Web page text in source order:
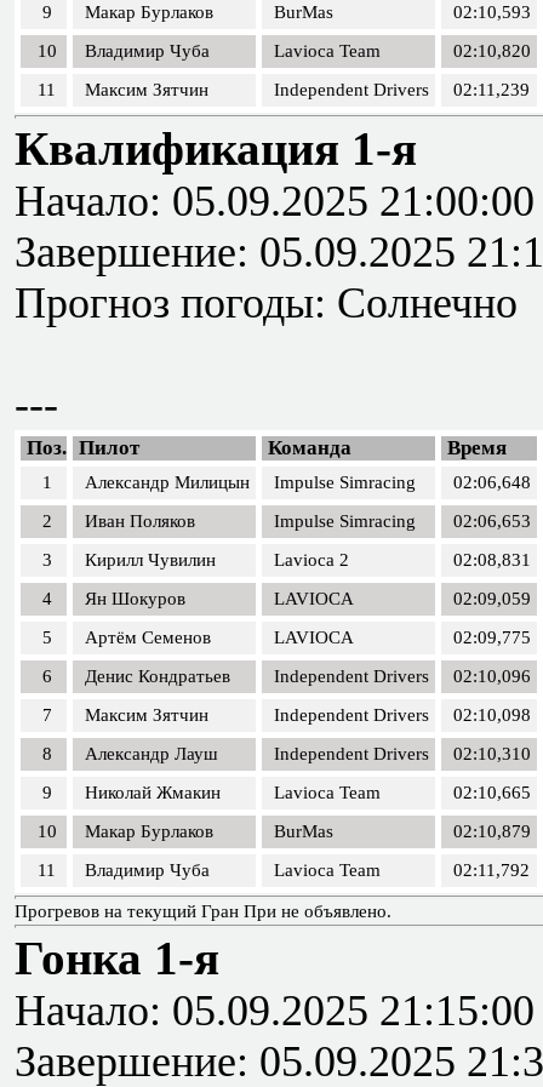
9
Макар Бурлаков BurMas
02:10,593
10
Владимир Чуба Lavioca Team
02:10,820
11
Максим Зятчин Independent Drivers 02:11,239
Квалификация 1-я
Начало: 05.09.2025 21:00:00
Завершение: 05.09.2025
Прогноз погоды: Солнечно
---
Поз. Пилот Команда Время
1 Александр Милицын Impulse Simracing
02:06,648
2
Иван Поляков Impulse Simracing
02:06,653
3
Кирилл Чувилин Lavioca 2
02:08,831
4
Ян Шокуров LAVIOCA
02:09,059
5
Артём Семенов LAVIOCA
02:09,775
6
Денис Кондратьев Independent Drivers
02:10,096
7
Максим Зятчин Independent Drivers
02:10,098
8
Александр Лауш Independent Drivers
02:10,310
9
Николай Жмакин Lavioca Team
02:10,665
10
Макар Бурлаков BurMas
02:10,879
11
Владимир Чуба Lavioca Team 02:11,792
Прогревов на текущий Гран При не объявлено.
Гонка 1-я
Начало: 05.09.2025 21:15:00
Завершение: 05.09.2025